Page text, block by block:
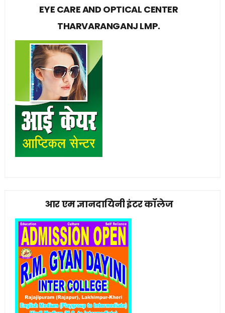
EYE CARE AND OPTICAL CENTER
THARVARANGANJ LMP.
आर एम ज्ञानदायिनी इंटर कॉलेज